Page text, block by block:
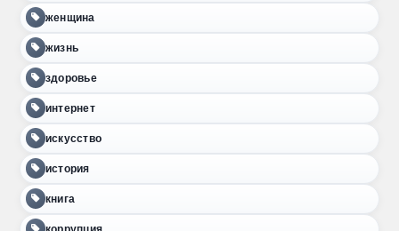
женщина
жизнь
здоровье
интернет
искусство
история
книга